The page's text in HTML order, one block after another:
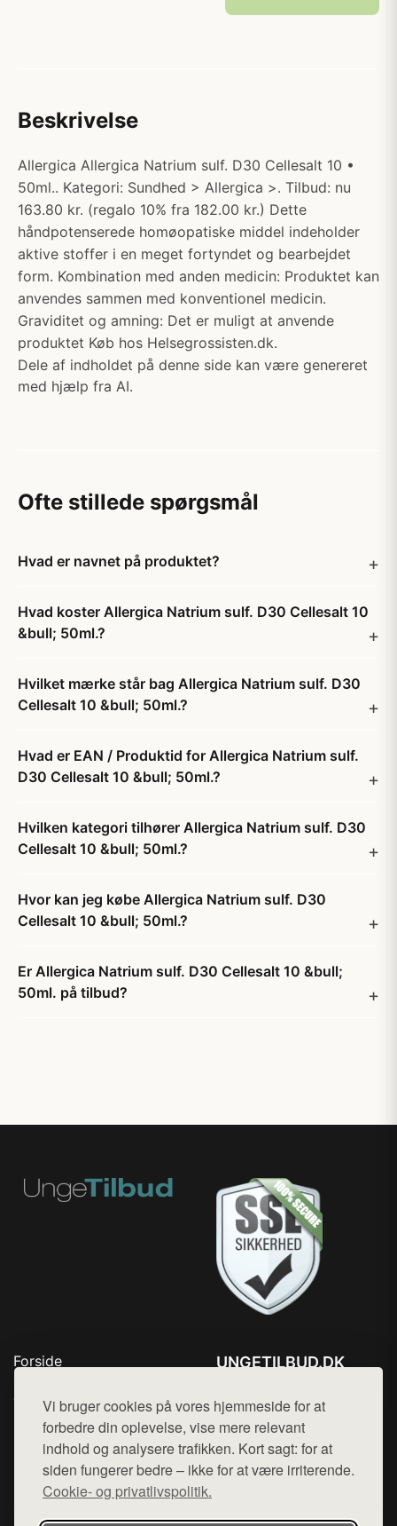
Vi bruger cookies på vores hjemmeside for at
forbedre din oplevelse, vise mere relevant
indhold og analysere trafikken. Kort sagt: for at
siden fungerer bedre – ikke for at være irriterende.
Cookie- og privatlivspolitik.
Beskrivelse
Allergica Allergica Natrium sulf. D30 Cellesalt 10 •
50ml.. Kategori: Sundhed > Allergica >. Tilbud: nu
163.80 kr. (regalo 10% fra 182.00 kr.) Dette
håndpotenserede homøopatiske middel indeholder
aktive stoffer i en meget fortyndet og bearbejdet
form. Kombination med anden medicin: Produktet kan
anvendes sammen med konventionel medicin.
Graviditet og amning: Det er muligt at anvende
produktet Køb hos Helsegrossisten.dk.
Dele af indholdet på denne side kan være genereret
med hjælp fra AI.
Ofte stillede spørgsmål
Hvad er navnet på produktet?
Hvad koster Allergica Natrium sulf. D30 Cellesalt 10
&bull; 50ml.?
Hvilket mærke står bag Allergica Natrium sulf. D30
Cellesalt 10 &bull; 50ml.?
Hvad er EAN / Produktid for Allergica Natrium sulf.
D30 Cellesalt 10 &bull; 50ml.?
Hvilken kategori tilhører Allergica Natrium sulf. D30
Cellesalt 10 &bull; 50ml.?
Hvor kan jeg købe Allergica Natrium sulf. D30
Cellesalt 10 &bull; 50ml.?
Er Allergica Natrium sulf. D30 Cellesalt 10 &bull;
50ml. på tilbud?
Forside
Top Rabatter
Blog
Kontakt
UNGETILBUD.DK
Mail: hej@want.dk
Cookie- og privatlivspolitik